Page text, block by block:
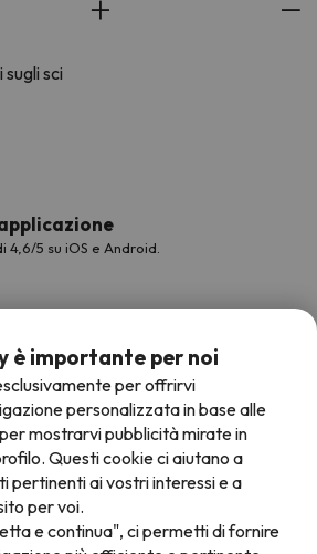
sci
4,6/5 su iOS e Android.
disponibili
è importante per noi
per offrirvi
personalizzata in base alle
mostrarvi pubblicità mirate in
Questi cookie ci aiutano a
pertinenti ai vostri interessi e a
per voi.
e continua", ci permetti di fornire